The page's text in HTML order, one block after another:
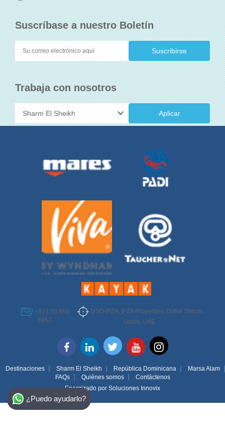
Suscríbase a nuestro Boletín
Trabaja con nosotros
Aplicar
+971 50 950
6952
DSO-IFZA, IFZA Properties, Dubai Silicon
Oasis, UAE
Destinaciones Sharm El Sheikh República Dominicana
Marsa Alam
FAQs
Quiénes somos
Contáctenos
Energizado por Soluciones Innovix
¿Puedo ayudarlo?
Select Destination
Egypt